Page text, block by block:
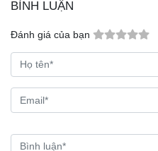
BÌNH LUẬN
Đánh giá của bạn